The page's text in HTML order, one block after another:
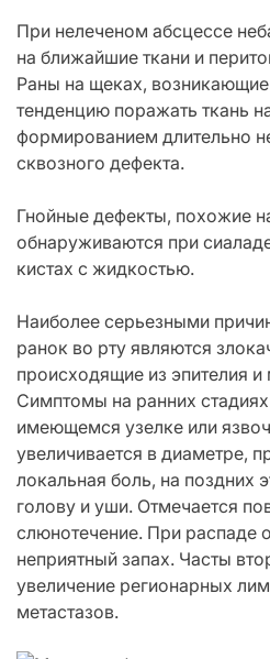
При нелеченом абсцессе
на ближайшие ткани и
Раны на щеках,
тенденцию поражать ткань
формированием длительно
сквозного дефекта.
Гнойные дефекты, похожие
обнаруживаются при
кистах с жидкостью.
Наиболее серьезными
ранок во рту являются
происходящие из эпителия и
Симптомы на ранних
имеющемся узелке или
увеличивается в диаметре,
локальная боль, на поздних
голову и уши. Отмечается
слюнотечение. При распаде
неприятный запах. Часты
увеличение регионарных
метастазов.